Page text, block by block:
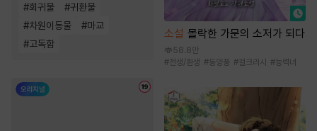
#회귀물 #귀환물
#차원이동물 #마교
#고독함
소설 몰락한 가문의 소저가 되다
58.8만
#전생/환생 #동양풍 #걸크러시 #능력녀